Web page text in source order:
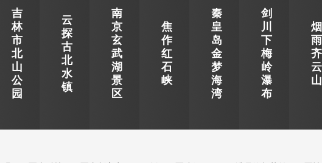
吉
林
市
北
山
公
园
云
探
古
北
水
镇
南
京
玄
武
湖
景
区
焦
作
红
石
峡
秦
皇
岛
金
梦
海
湾
剑
川
下
梅
岭
瀑
布
烟
雨
齐
云
山